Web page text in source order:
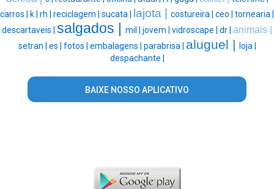
carros |
k | rh | reciclagem | sucata | lajota | costureira | ceo | tornearia |
descartaveis | salgados | mil | jovem | vidroscape | dr | animais |
setran | es | fotos | embalagens | parabrisa | aluguel |
loja |
despachante |
BAIXE NOSSO APLICATIVO